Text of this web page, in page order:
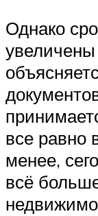
Однако
все равно
менее,
всё